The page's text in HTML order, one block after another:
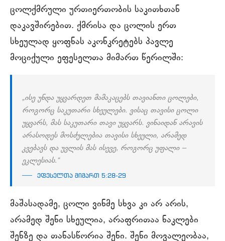
ცოლქმრული ურთიერთობის საკითხთან
დაკავშირებით. ქმრისა და ცოლის ერთ
სხეულად ყოფნას აკონკრეტებს პავლე
მოციქული ეფესელთა მიმართ წერილში:
„ისე უნდა უყვარდეთ მამაკაცებს თავიანთი ცოლები,
როგორც საკუთარი სხეულები. ვისაც თავისი ცოლი
უყვარს, მას საკუთარი თავი უყვარს. ვინაიდან არავის
არასოდეს მოსძულებია თავისი სხეული, არამედ
კვებავს და უვლის მას ისევე, როგორც უფალი –
ეკლესიას.“
ეფესელთა მიმართ 5:28-29
მაშასადამე, ცოლი ვინმე სხვა კი არ არის,
არამედ შენი სხეულია, არაფრითაა ნაკლები
შენზე და თანასწორია შენი. შენი მოვალეობაა,